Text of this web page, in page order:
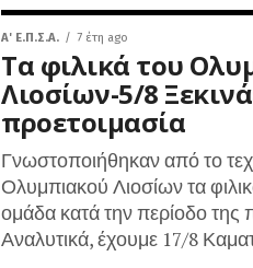
A' Ε.Π.Σ.Α. 7 έτη ago
Τα φιλικά του
Λιοσίων-5/8
προετοιμασία
Γνωστοποιήθηκαν από το
Ολυμπιακού Λιοσίων τα
ομάδα κατά την περίοδο της
Αναλυτικά, έχουμε 17/8